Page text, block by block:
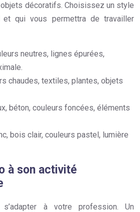
décoratifs. Choisissez un style
et qui vous permettra de travailler
neutres, lignes épurées,
chaudes, textiles, plantes, objets
béton, couleurs foncées, éléments
bois clair, couleurs pastel, lumière
à son activité
s’adapter à votre profession. Un